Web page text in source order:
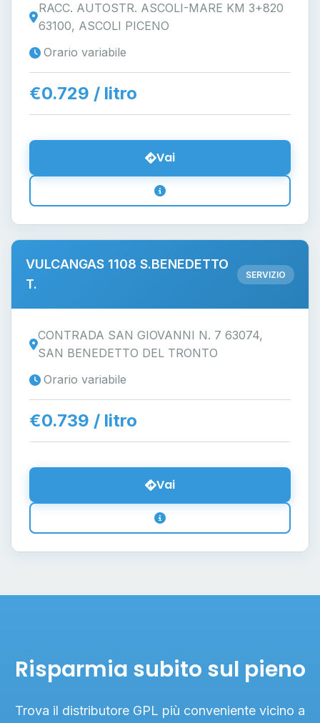
RACC. AUTOSTR. ASCOLI-MARE KM 3+820
63100, ASCOLI PICENO
Orario variabile
€0.729 / litro
Vai
VULCANGAS 1108 S.BENEDETTO
T.
SERVIZIO
CONTRADA SAN GIOVANNI N. 7 63074,
SAN BENEDETTO DEL TRONTO
Orario variabile
€0.739 / litro
Vai
Risparmia subito sul pieno
Trova il distributore GPL più conveniente vicino a